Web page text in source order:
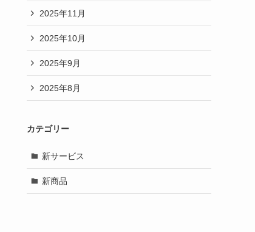
2025年11月
2025年10月
2025年9月
2025年8月
カテゴリー
新サービス
新商品